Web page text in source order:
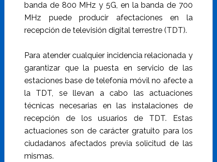
banda de 800 MHz y 5G, en la banda de 700
MHz puede producir afectaciones en la
recepción de televisión digital terrestre (TDT).
Para atender cualquier incidencia relacionada y
garantizar que la puesta en servicio de las
estaciones base de telefonía móvil no afecte a
la TDT, se llevan a cabo las actuaciones
técnicas necesarias en las instalaciones de
recepción de los usuarios de TDT. Estas
actuaciones son de carácter gratuito para los
ciudadanos afectados previa solicitud de las
mismas.